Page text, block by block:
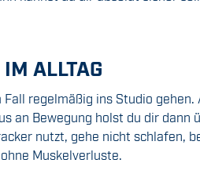
ALLTAG
regelmäßig ins Studio
an Bewegung holst du dir
nutzt, gehe nicht
Muskelverluste.